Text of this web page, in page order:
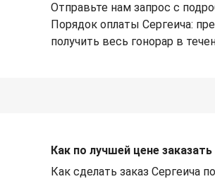
Отправьте нам запрос с
Порядок оплаты Сергеича:
получить весь гонорар в
Как по лучшей цене заказать
Как сделать заказ Сергеича